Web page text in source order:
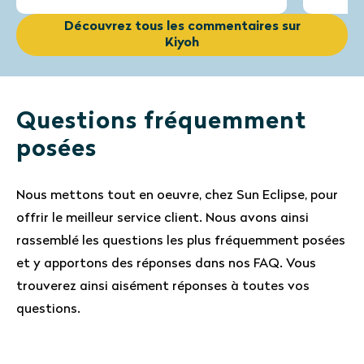
Découvrez tous les commentaires sur
Kiyoh
Questions fréquemment
posées
Nous mettons tout en oeuvre, chez Sun Eclipse, pour
offrir le meilleur service client. Nous avons ainsi
rassemblé les questions les plus fréquemment posées
et y apportons des réponses dans nos FAQ. Vous
trouverez ainsi aisément réponses à toutes vos
questions.